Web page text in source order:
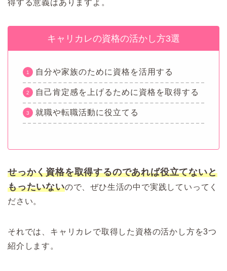
得する意義はありますよ。
キャリカレの資格の活かし方3選
自分や家族のために資格を活用する
自己肯定感を上げるために資格を取得する
就職や転職活動に役立てる
せっかく資格を取得するのであれば役立てないと
もったいないので、ぜひ生活の中で実践していってく
ださい。
それでは、キャリカレで取得した資格の活かし方を3つ
紹介します。